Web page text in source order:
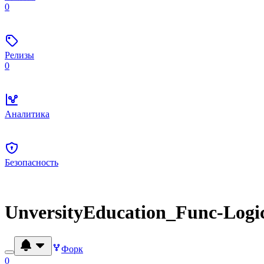
0
Релизы
0
Аналитика
Безопасность
UnversityEducation_Func-
Форк
0